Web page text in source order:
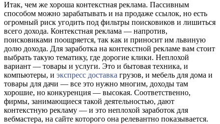
Итак, чем же хороша контекстная реклама. Пассивным
способом можно зарабатывать и на продаже ссылок, но есть
огромный риск угодить под фильтры поисковиков и лишиться
всего дохода. Контекстная реклама — напротив,
поисковиками поощряется, так как и приносит им львиную
долю дохода. Для заработка на контекстной рекламе вам стоит
выбрать такую тематику, где дорогие клики. Неплохой
вариант — товары и услуги. Это и бытовая техника, и
компьютеры, и экспресс доставка грузов, и мебель для дома и
товары для дачи — все это нужно многим, доходы там
хорошие, но конкуренция — высокая. Соответственно,
фирмы, занимающиеся такой деятельностью, дают
контекстную рекламу — и это неплохой заработок для
вебмастера, на сайте которого она релевантно показывается.